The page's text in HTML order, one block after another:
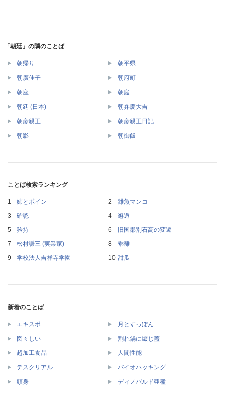
「朝廷」の隣のことば
朝帰り 朝平県
朝廣佳子 朝府町
朝座 朝庭
朝廷 (日本) 朝弁慶大吉
朝彦親王 朝彦親王日記
朝影 朝御飯
ことば検索ランキング
姉とボイン
雑魚マンコ
確認
邂逅
矜持
旧国郡別石高の変遷
松村謙三 (実業家)
乖離
学校法人吉祥寺学園
甜瓜
新着のことば
エキスポ 月とすっぽん
図々しい 割れ鍋に綴じ蓋
超加工食品 人間性能
テスクリアル バイオハッキング
頭身 ディノバルド亜種